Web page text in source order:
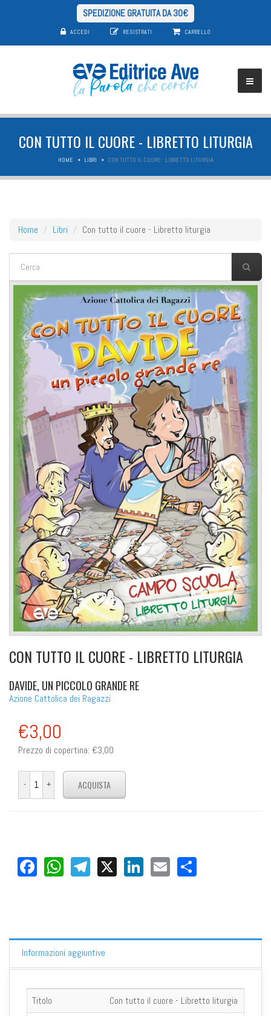
SPEDIZIONE GRATUITA DA 30€
ACCEDI REGISTRATI CARRELLO
CON TUTTO IL CUORE - LIBRETTO LITURGIA
HOME LIBRI CON TUTTO IL CUORE - LIBRETTO LITURGIA
Home Libri Con tutto il cuore - Libretto liturgia
FORM DI RICERCA
CON TUTTO IL CUORE - LIBRETTO LITURGIA
DAVIDE, UN PICCOLO GRANDE RE
Azione Cattolica dei Ragazzi
€3,00
Prezzo di copertina: €3,00
Facebook
WhatsApp
Telegram
X LinkedIn
Email
Informazioni aggiuntive
Titolo
Con tutto il cuore - Libretto liturgia